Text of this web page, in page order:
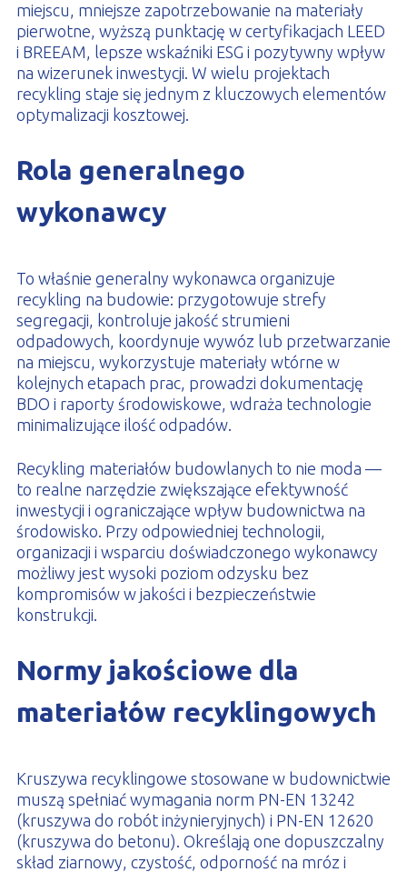
miejscu, mniejsze zapotrzebowanie na materiały
pierwotne, wyższą punktację w certyfikacjach LEED
i BREEAM, lepsze wskaźniki ESG i pozytywny wpływ
na wizerunek inwestycji. W wielu projektach
recykling staje się jednym z kluczowych elementów
optymalizacji kosztowej.
Rola generalnego
wykonawcy
To właśnie generalny wykonawca organizuje
recykling na budowie: przygotowuje strefy
segregacji, kontroluje jakość strumieni
odpadowych, koordynuje wywóz lub przetwarzanie
na miejscu, wykorzystuje materiały wtórne w
kolejnych etapach prac, prowadzi dokumentację
BDO i raporty środowiskowe, wdraża technologie
minimalizujące ilość odpadów.
Recykling materiałów budowlanych to nie moda —
to realne narzędzie zwiększające efektywność
inwestycji i ograniczające wpływ budownictwa na
środowisko. Przy odpowiedniej technologii,
organizacji i wsparciu doświadczonego wykonawcy
możliwy jest wysoki poziom odzysku bez
kompromisów w jakości i bezpieczeństwie
konstrukcji.
Normy jakościowe dla
materiałów recyklingowych
Kruszywa recyklingowe stosowane w budownictwie
muszą spełniać wymagania norm PN-EN 13242
(kruszywa do robót inżynieryjnych) i PN-EN 12620
(kruszywa do betonu). Określają one dopuszczalny
skład ziarnowy, czystość, odporność na mróz i